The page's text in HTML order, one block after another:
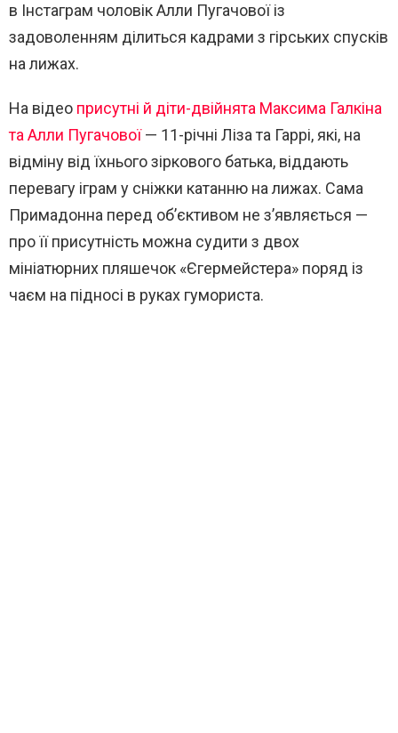
в Інстаграм чоловік Алли Пугачової із
задоволенням ділиться кадрами з гірських спусків
на лижах.
На відео присутні й діти-двійнята Максима Галкіна
та Алли Пугачової— 11-річні Ліза та Гаррі, які, на
відміну від їхнього зіркового батька, віддають
перевагу іграм у сніжки катанню на лижах. Сама
Примадонна перед об’єктивом не з’являється —
про її присутність можна судити з двох
мініатюрних пляшечок «Єгермейстера» поряд із
чаєм на підносі в руках гумориста.